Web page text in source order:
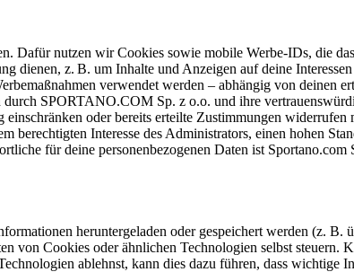
Dafür nutzen wir Cookies sowie mobile Werbe-IDs, die
dienen, z. B. um Inhalte und Anzeigen auf deine
verwendet werden – abhängig von deinen
SPORTANO.COM Sp. z o.o. und ihre
oder bereits erteilte Zustimmungen
berechtigten Interesse des Administrators, einen hohen
für deine personenbezogenen Daten ist Sportano.com
heruntergeladen oder gespeichert werden (z.
von Cookies oder ähnlichen Technologien selbst
ablehnst, kann dies dazu führen, dass wichtige